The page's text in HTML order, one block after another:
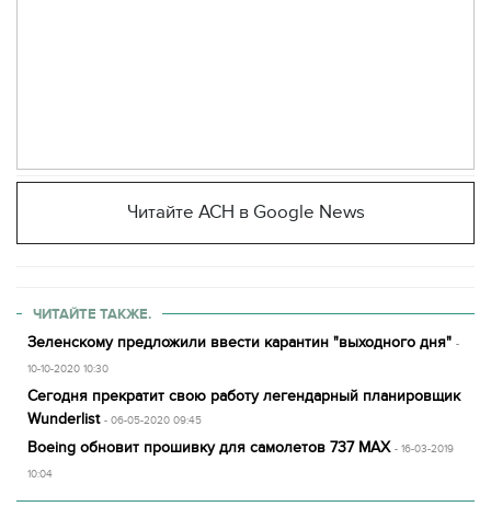
Читайте АСН в Google News
ЧИТАЙТЕ ТАКЖЕ.
Зеленскому предложили ввести карантин "выходного дня" -
10-10-2020 10:30
Сегодня прекратит свою работу легендарный планировщик
Wunderlist - 06-05-2020 09:45
Boeing обновит прошивку для самолетов 737 MAX - 16-03-2019
10:04